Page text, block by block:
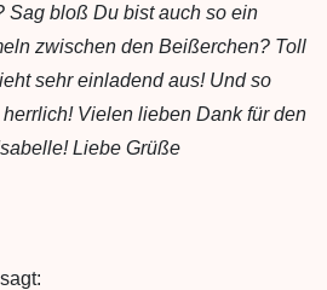
Sag bloß Du bist auch so ein
zwischen den Beißerchen? Toll
sehr einladend aus! Und so
Vielen lieben Dank für den
Liebe Grüße
sagt: